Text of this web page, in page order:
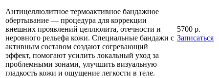
Антицеллюлитное термоактивное бандажное
обертывание — процедура для коррекции
внешних проявлений целлюлита, отечности и
неровного рельефа кожи. Специальные бандажи с
активным составом создают согревающий
эффект, помогают усилить локальный уход за
проблемными зонами, улучшить визуальную
гладкость кожи и ощущение легкости в теле.
5700 р.
Записаться